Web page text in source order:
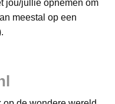
jou/jullie opnemen om
meestal op een